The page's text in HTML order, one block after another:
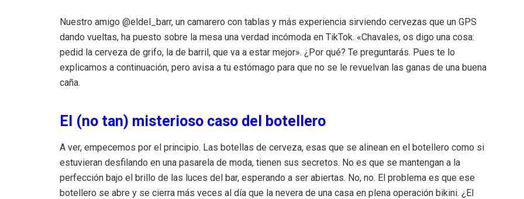
Nuestro amigo @eldel_barr, un camarero con tablas y más experiencia sirviendo cervezas que un GPS
dando vueltas, ha puesto sobre la mesa una verdad incómoda en TikTok. «Chavales, os digo una cosa:
pedid la cerveza de grifo, la de barril, que va a estar mejor». ¿Por qué? Te preguntarás. Pues te lo
explicamos a continuación, pero avisa a tu estómago para que no se le revuelvan las ganas de una buena
caña.
El (no tan) misterioso caso del botellero
A ver, empecemos por el principio. Las botellas de cerveza, esas que se alinean en el botellero como si
estuvieran desfilando en una pasarela de moda, tienen sus secretos. No es que se mantengan a la
perfección bajo el brillo de las luces del bar, esperando a ser abiertas. No, no. El problema es que ese
botellero se abre y se cierra más veces al día que la nevera de una casa en plena operación bikini. ¿El